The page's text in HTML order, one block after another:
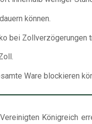
können.
bei Zollverzögerungen
Ware blockieren
Königreich